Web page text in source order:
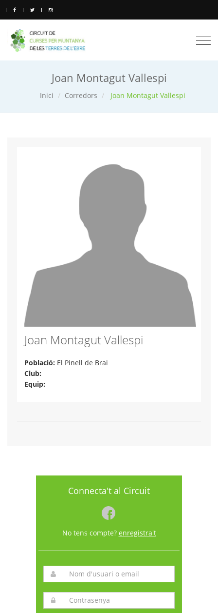
Joan Montagut Vallespi
Inici Corredors Joan Montagut Vallespi
Joan Montagut Vallespi
Població: El Pinell de Brai
Club:
Equip:
Connecta't al Circuit
No tens compte? enregistra't